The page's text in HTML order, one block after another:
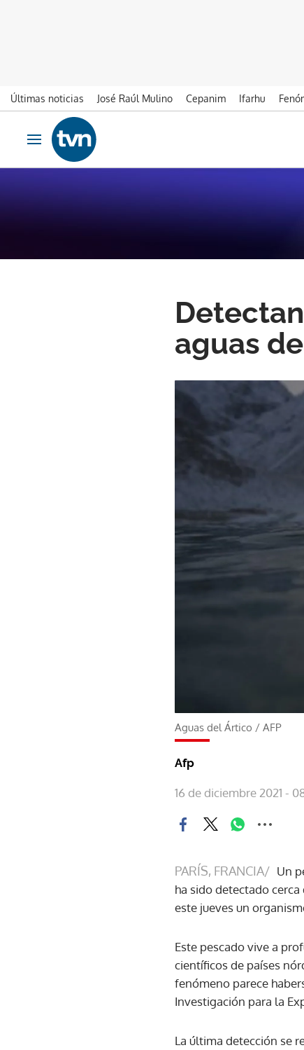
Últimas noticias José Raúl Mulino Cepanim Ifarhu
Ir al contenido
Obrir navegació
aguas
Aguas del Ártico / AFP
Afp
16 de diciembre 2021 -
PARÍS, FRANCIA/ Un
ha sido detectado
este jueves un
Este pescado vive a
científicos de países
fenómeno parece
Investigación para la
La última detección se